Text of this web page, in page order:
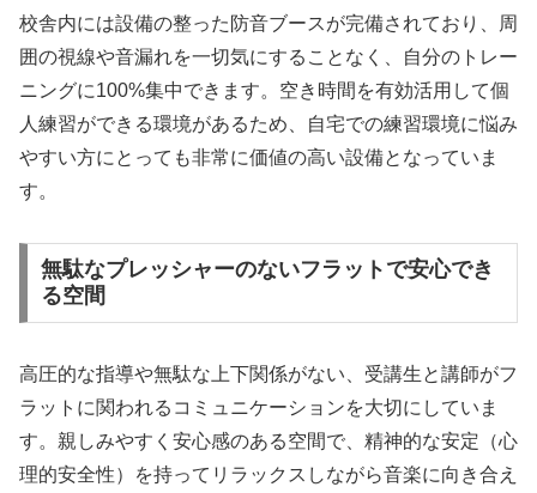
校舎内には設備の整った防音ブースが完備されており、周
囲の視線や音漏れを一切気にすることなく、自分のトレー
ニングに100%集中できます。空き時間を有効活用して個
人練習ができる環境があるため、自宅での練習環境に悩み
やすい方にとっても非常に価値の高い設備となっていま
す。
無駄なプレッシャーのないフラットで安心でき
る空間
高圧的な指導や無駄な上下関係がない、受講生と講師がフ
ラットに関われるコミュニケーションを大切にしていま
す。親しみやすく安心感のある空間で、精神的な安定（心
理的安全性）を持ってリラックスしながら音楽に向き合え